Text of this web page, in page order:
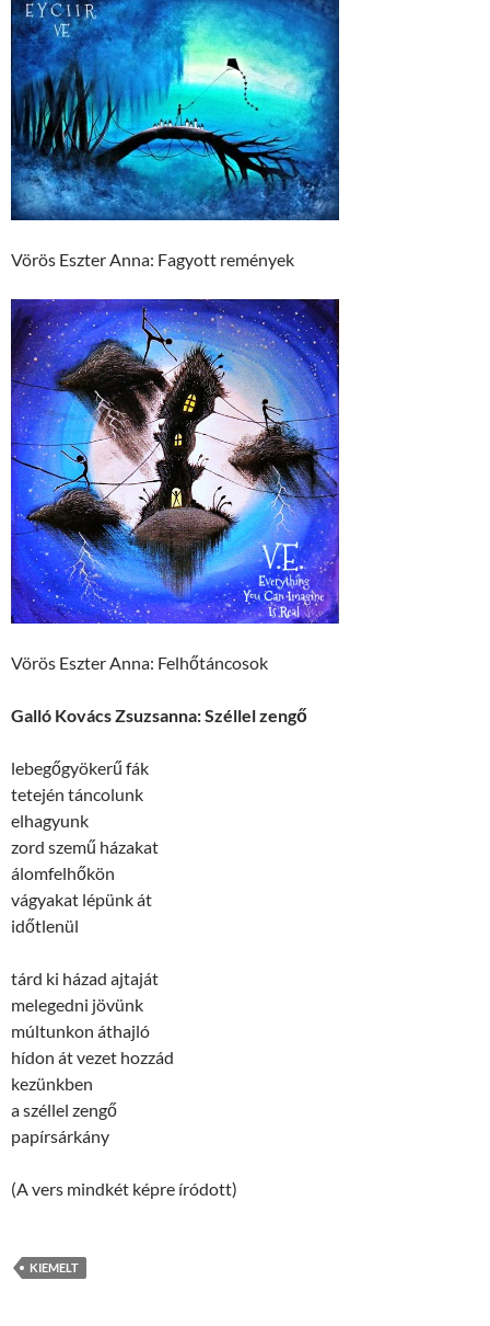
Vörös Eszter Anna: Fagyott remények
Vörös Eszter Anna: Felhőtáncosok
Galló Kovács Zsuzsanna: Széllel zengő
lebegőgyökerű fák
tetején táncolunk
elhagyunk
zord szemű házakat
álomfelhőkön
vágyakat lépünk át
időtlenül
tárd ki házad ajtaját
melegedni jövünk
múltunkon áthajló
hídon át vezet hozzád
kezünkben
a széllel zengő
papírsárkány
(A vers mindkét képre íródott)
KIEMELT